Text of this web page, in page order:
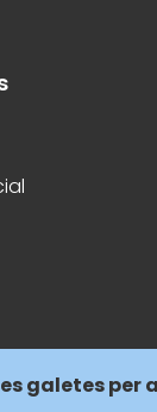
Vergós, 36-42
galetes